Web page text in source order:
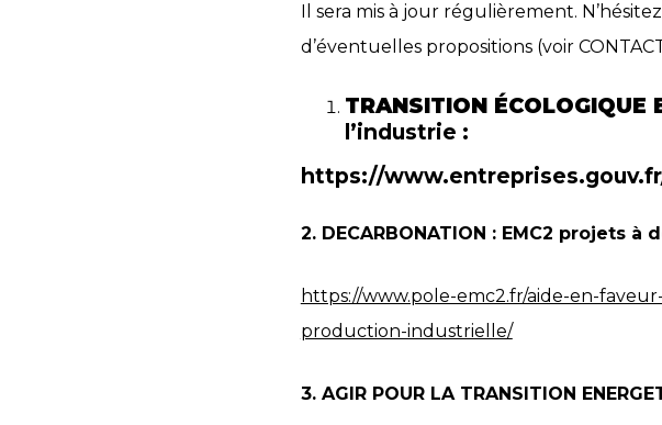
Il sera mis à jour régulièrement.
d’éventuelles propositions (voir
TRANSITION ÉCOLOGIQUE
l’industrie :
https://
2. DECARBONATION : EMC2 projets à
https://www.pole-emc2.fr/aide-en-
production-industrielle/
3. AGIR POUR LA TRANSITION